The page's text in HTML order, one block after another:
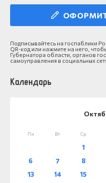
Подписывайтесь на госпаблики
QR-код или нажмите на него,
Губернатора области, органов
самоуправления в социальных
Календарь
Пн Вт Ср
1
6
7 8
13
14 15